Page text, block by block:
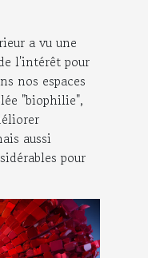
a vu une
l'intérêt pour
nos espaces
"biophilie",
aussi
pour